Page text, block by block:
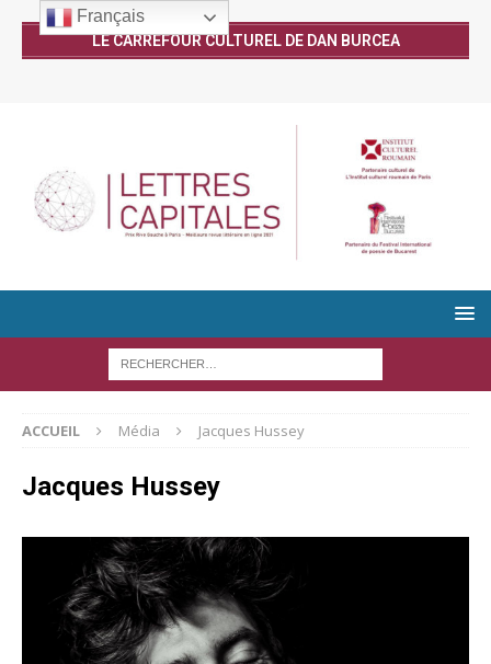
LE CARREFOUR CULTUREL DE DAN BURCEA
ACCUEIL Média Jacques Hussey
Jacques Hussey
Français